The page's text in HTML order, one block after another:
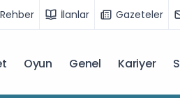
Rehber İlanlar Gazeteler
Oyun Genel Kariyer